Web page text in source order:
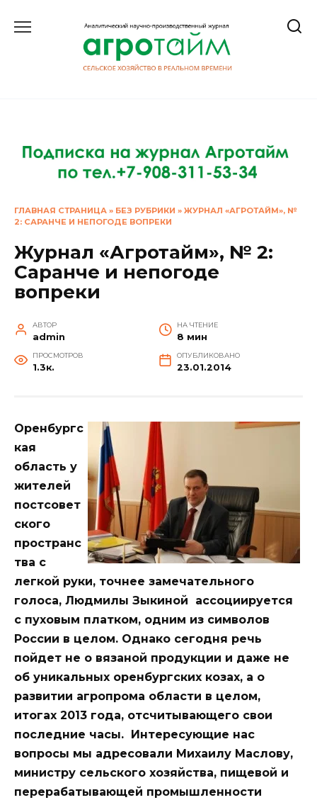
ГЛАВНАЯ СТРАНИЦА » БЕЗ РУБРИКИ » ЖУРНАЛ «АГРОТАЙМ», №
2: САРАНЧЕ И НЕПОГОДЕ ВОПРЕКИ
Журнал «Агротайм», № 2:
Саранче и непогоде
вопреки
АВТОР
admin
НА ЧТЕНИЕ
8 мин
ПРОСМОТРОВ
1.3к.
ОПУБЛИКОВАНО
23.01.2014
Оренбургс
кая
область у
жителей
постсовет
ского
пространс
тва с
легкой руки, точнее замечательного
голоса, Людмилы Зыкиной ассоциируется
с пуховым платком, одним из символов
России в целом. Однако сегодня речь
пойдет не о вязаной продукции и даже не
об уникальных оренбургских козах, а о
развитии агропрома области в целом,
итогах 2013 года, отсчитывающего свои
последние часы. Интересующие нас
вопросы мы адресовали Михаилу Маслову,
министру сельского хозяйства, пищевой и
перерабатывающей промышленности